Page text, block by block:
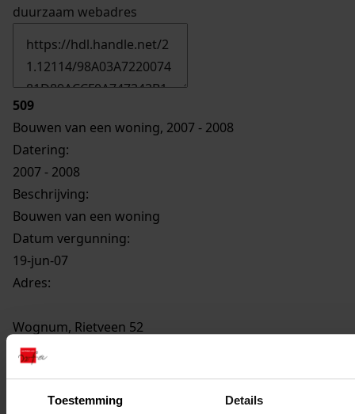
Toestemming Details
duurzaam webadres
509
Bouwen van een woning, 2007 - 2008
Datering:
2007 - 2008
Beschrijving:
Bouwen van een woning
Datum vergunning:
19-jun-07
Adres:
Wognum, Rietveen 52
Perceel:
Medemblik, sectie P 503